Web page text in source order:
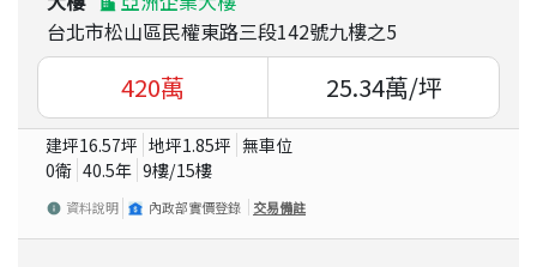
台北市松山區民權東路三段142號九樓之5
420萬 25.34萬/坪
建坪16.57坪 地坪1.85坪 無車位
0衛 40.5年 9樓/15樓
資料說明 內政部實價登錄 交易備註